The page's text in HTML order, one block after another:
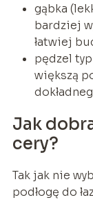
gąbka
bardziej
łatwiej
pędzel
większą
Jak
cery?
Tak jak nie
podłogę do